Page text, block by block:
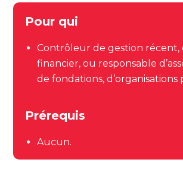
Pour qui
Contrôleur de gestion
financier, ou responsable
de fondations, d’organisations
Prérequis
Aucun.